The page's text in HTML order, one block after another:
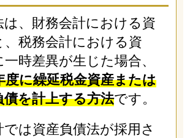
は、財務会計における資
、税務会計における資
時差異が生じた場合、
度に繰延税金資産または
債を計上する方法です。
は資産負債法が採用さ